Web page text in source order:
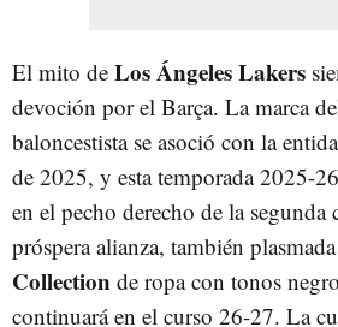
El mito de Los Ángeles Lakers
devoción por el Barça. La marca
baloncestista se asoció con la
de 2025, y esta temporada 2025-
en el pecho derecho de la segunda
próspera alianza, también
Collection de ropa con tonos
continuará en el curso 26-27. La